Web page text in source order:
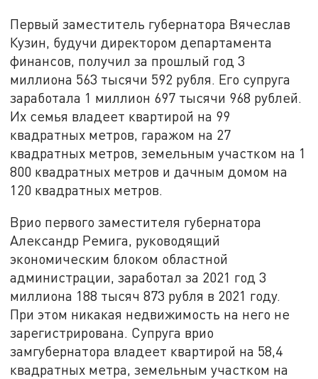
Первый заместитель губернатора Вячеслав
Кузин, будучи директором департамента
финансов, получил за прошлый год 3
миллиона 563 тысячи 592 рубля. Его супруга
заработала 1 миллион 697 тысячи 968 рублей.
Их семья владеет квартирой на 99
квадратных метров, гаражом на 27
квадратных метров, земельным участком на 1
800 квадратных метров и дачным домом на
120 квадратных метров.
Врио первого заместителя губернатора
Александр Ремига, руководящий
экономическим блоком областной
администрации, заработал за 2021 год 3
миллиона 188 тысяч 873 рубля в 2021 году.
При этом никакая недвижимость на него не
зарегистрирована. Супруга врио
замгубернатора владеет квартирой на 58,4
квадратных метра, земельным участком на